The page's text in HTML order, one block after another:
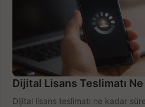
Dijital Lisans Teslimatı
Dijital lisans teslimatı ne kadar